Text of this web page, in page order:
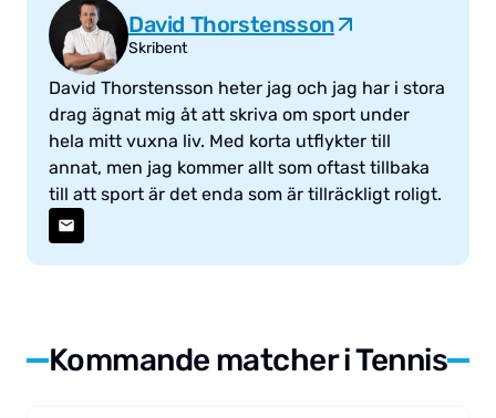
David Thorstensson
Skribent
David Thorstensson heter jag och jag har i stora
drag ägnat mig åt att skriva om sport under
hela mitt vuxna liv. Med korta utflykter till
annat, men jag kommer allt som oftast tillbaka
till att sport är det enda som är tillräckligt roligt.
Kommande matcher i Tennis